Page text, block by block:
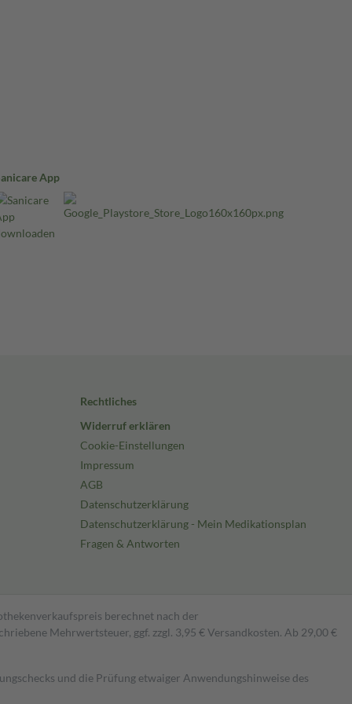
App
Rechtliches
Widerruf erklären
Cookie-Einstellungen
Impressum
AGB
Datenschutzerklärung
Datenschutzerklärung - Mein Medikationsplan
Fragen & Antworten
berechnet nach der
Mehrwertsteuer, ggf. zzgl. 3,95 € Versandkosten. Ab 29,00 €
und die Prüfung etwaiger Anwendungshinweise des